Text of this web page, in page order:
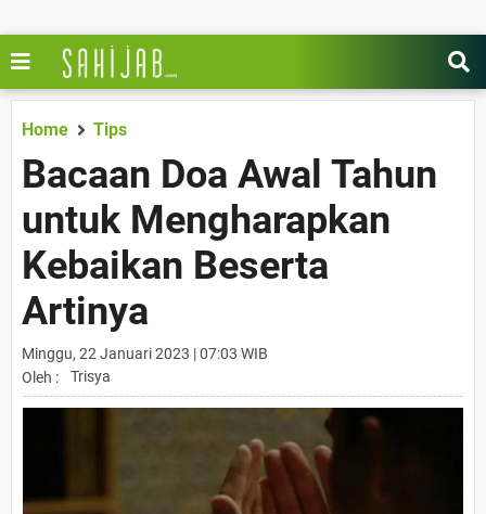
Home Tips
Bacaan Doa Awal Tahun
untuk Mengharapkan
Kebaikan Beserta
Artinya
Minggu, 22 Januari 2023 | 07:03 WIB
Oleh :
Trisya